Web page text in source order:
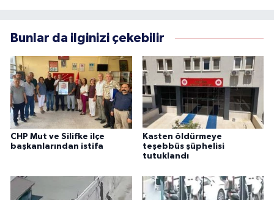
Bunlar da ilginizi çekebilir
CHP Mut ve Silifke ilçe
başkanlarından istifa
Kasten öldürmeye
teşebbüs şüphelisi
tutuklandı